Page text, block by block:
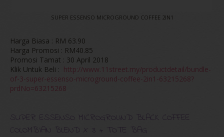
SUPER ESSENSO MICROGROUND COFFEE 2IN1
Harga Biasa : RM 63.90
Harga Promosi : RM40.85
Promosi Tamat : 30 April 2018
Klik Untuk Beli : http://www.11street.my/productdetail/bundle-
of-3-super-essenso-microground-coffee-2in1-63215268?
prdNo=63215268
SUPER ESSENSO MICROGROUND BLACK COFFEE
COLOMBIAN BLEND X 3 + TOTE BAG